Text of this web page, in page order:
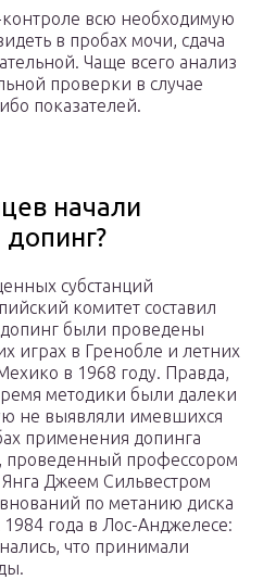
всю необходимую
в пробах мочи, сдача
Чаще всего анализ
проверки в случае
показателей.
начали
допинг?
субстанций
комитет составил
допинг были проведены
играх в Гренобле и летних
в 1968 году. Правда,
методики были далеки
не выявляли имевшихся
применения допинга
проведенный профессором
Джеем Сильвестром
по метанию диска
года в Лос-Анджелесе:
что принимали